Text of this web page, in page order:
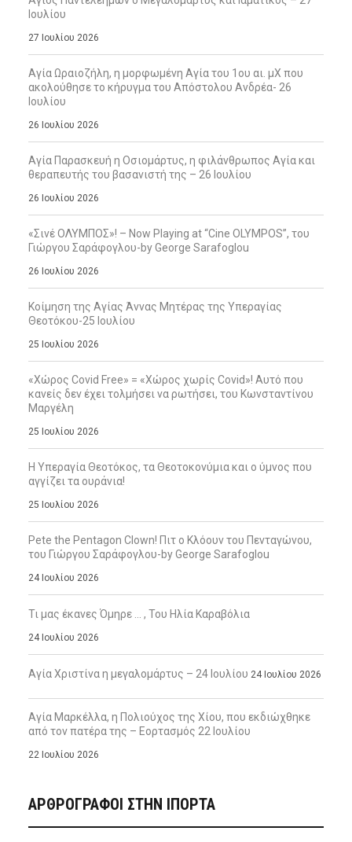
Ιουλίου
27 Ιουλίου 2026
Αγία Ωραιοζήλη, η μορφωμένη Αγία του 1ου αι. μΧ που
ακολούθησε το κήρυγμα του Απόστολου Ανδρέα- 26
Ιουλίου
26 Ιουλίου 2026
Αγία Παρασκευή η Οσιομάρτυς, η φιλάνθρωπος Αγία και
θεραπευτής του βασανιστή της – 26 Ιουλίου
26 Ιουλίου 2026
«Σινέ ΟΛΥΜΠΟΣ»! – Now Playing at “Cine OLYMPOS”, του
Γιώργου Σαράφογλου-by George Sarafoglou
26 Ιουλίου 2026
Κοίμηση της Αγίας Άννας Μητέρας της Υπεραγίας
Θεοτόκου-25 Ιουλίου
25 Ιουλίου 2026
«Χώρος Covid Free» = «Χώρος χωρίς Covid»! Αυτό που
κανείς δεν έχει τολμήσει να ρωτήσει, του Κωνσταντίνου
Μαργέλη
25 Ιουλίου 2026
Η Υπεραγία Θεοτόκος, τα Θεοτοκονύμια και ο ύμνος που
αγγίζει τα ουράνια!
25 Ιουλίου 2026
Pete the Pentagon Clown! Πιτ ο Κλόουν του Πενταγώνου,
του Γιώργου Σαράφογλου-by George Sarafoglou
24 Ιουλίου 2026
Τι μας έκανες Όμηρε … , Του Ηλία Καραβόλια
24 Ιουλίου 2026
Αγία Χριστίνα η μεγαλομάρτυς – 24 Ιουλίου 24 Ιουλίου 2026
Αγία Μαρκέλλα, η Πολιούχος της Χίου, που εκδιώχθηκε
από τον πατέρα της – Εορτασμός 22 Ιουλίου
22 Ιουλίου 2026
ΑΡΘΡΟΓΡΑΦΟΙ ΣΤΗΝ IΠΟΡΤΑ